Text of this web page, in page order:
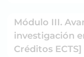
Módulo III.
investigación
Créditos ECTS]